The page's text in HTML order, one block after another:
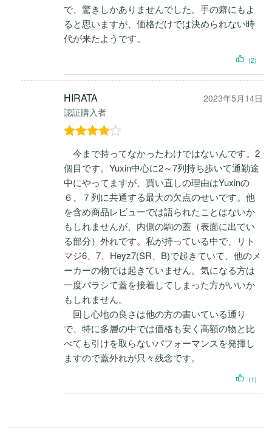
で、驚きしかありませんでした。手の癖にもよ
ると思いますが、価格だけでは決められない時
代が来たようです。
(2)
HIRATA
認証購入者
2023年5月14日
4
の評価
今まで持ってなかったわけではないんです。2
個目です。Yuxin中心に2～7列持ち歩いて通勤途
中にやってますが、買い直しの理由はYuxinの
６、７列に共通する最大の欠点のせいです。他
を含め商品レビューでは語られたことはないか
もしれませんが、内側の駒の蓋（表面に出てい
る部分）外れです。私が持っている中で、リト
マジ6、7、Heyz7(SR、B)で起きていて、他のメ
ーカーの物では起きていません。気になる方は
一度バラシて蓋を接着してしまった方がいいか
もしれません。
回し心地の良さは他の方の書いている通り
で、特に多層の中では価格も安く高額の物と比
べても引けを取らないパフォーマンスを発揮し
ますので蓋外れが只々残念です。
(1)